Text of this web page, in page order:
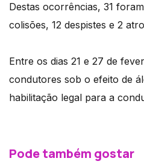
Destas ocorrências, 31
colisões, 12 despistes e 2
Entre os dias 21 e 27 de
condutores sob o efeito de
habilitação legal para a
Pode também gostar